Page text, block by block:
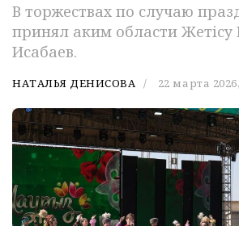
В торжествах по случаю
принял аким области Жетісу
Исабаев.
НАТАЛЬЯ ДЕНИСОВА 22 марта